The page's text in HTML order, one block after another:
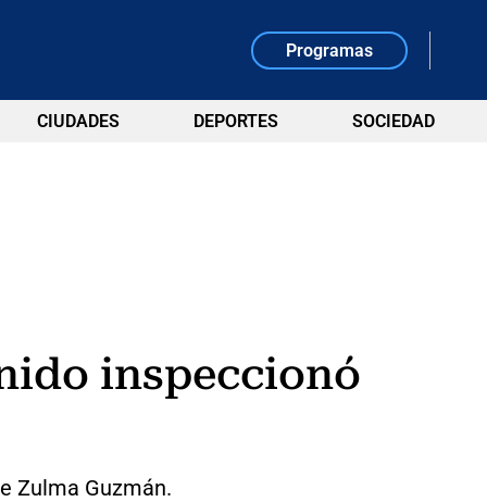
Programas
CIUDADES DEPORTES SOCIEDAD
inspeccionó
Zulma Guzmán.